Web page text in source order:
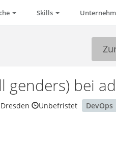
Skills
genders) bei
Unbefristet DevOps